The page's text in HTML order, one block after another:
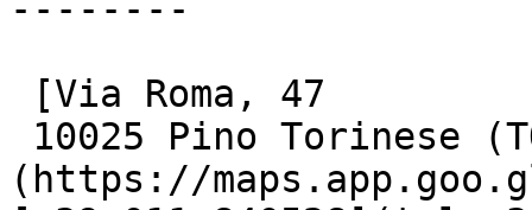
(https://